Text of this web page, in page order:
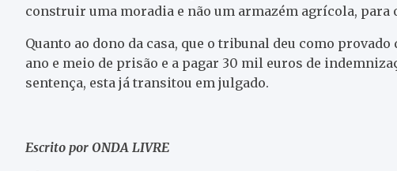
construir uma moradia e não um armazém agrícola, para
Quanto ao dono da casa, que o tribunal deu como
ano e meio de prisão e a pagar 30 mil euros de
sentença, esta já transitou em julgado.
Escrito por ONDA LIVRE